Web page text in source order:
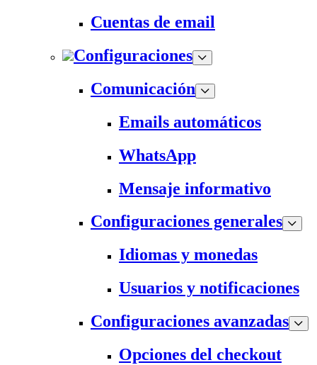
Cuentas de email
Configuraciones
Comunicación
Emails automáticos
WhatsApp
Mensaje informativo
Configuraciones generales
Idiomas y monedas
Usuarios y notificaciones
Configuraciones avanzadas
Opciones del checkout